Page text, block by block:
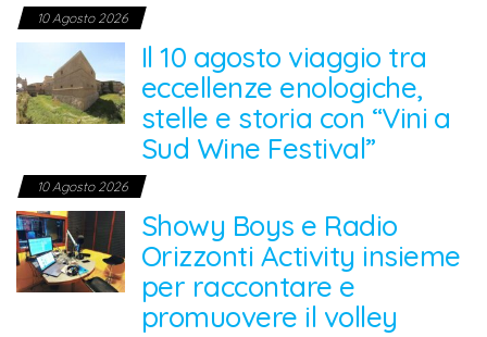
10 Agosto 2026
Il 10 agosto viaggio tra
eccellenze enologiche,
stelle e storia con “Vini a
Sud Wine Festival”
10 Agosto 2026
Showy Boys e Radio
Orizzonti Activity insieme
per raccontare e
promuovere il volley